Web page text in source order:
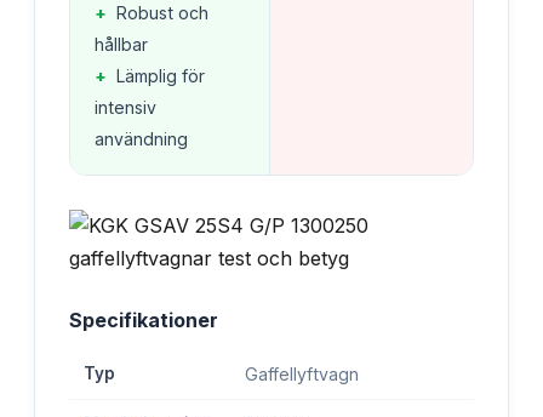
+ Robust och
hållbar
+ Lämplig för
intensiv
användning
Specifikationer
Typ Gaffellyftvagn